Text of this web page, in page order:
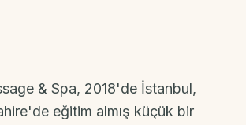
& Spa, 2018'de İstanbul,
eğitim almış küçük bir